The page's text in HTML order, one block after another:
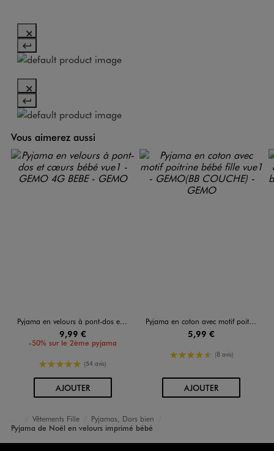
Vous aimerez aussi
Pyjama en velours à pont-dos et cœurs bébé
9,99 €
-50% sur le 2ème pyjama
5/5 de moyenne
(54 avis)
AJOUTERAU PANIER
Pyjama en coton avec motif poitrine bébé fille
5,99 €
4.5/5 de moyenne
(8 avis)
AJOUTERAU PANIER
Accueil
Bébé
Vêtements Fille
Pyjamas, Dors bien
Pyjama de Noël en velours imprimé bébé